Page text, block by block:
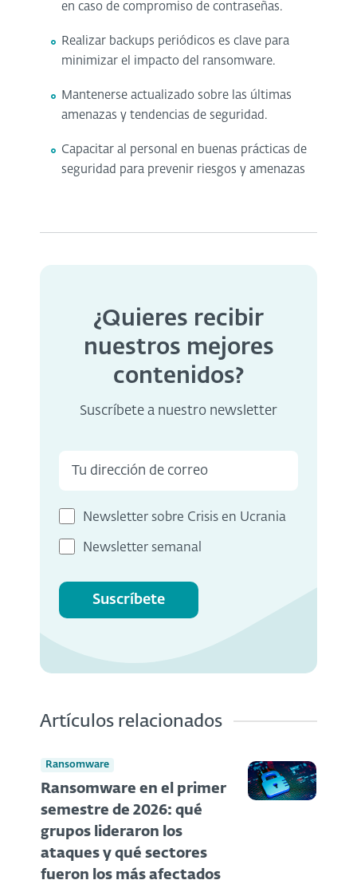
en caso de compromiso de contraseñas.
Realizar backups periódicos es clave para
minimizar el impacto del ransomware.
Mantenerse actualizado sobre las últimas
amenazas y tendencias de seguridad.
Capacitar al personal en buenas prácticas de
seguridad para prevenir riesgos y amenazas
¿Quieres recibir
nuestros mejores
contenidos?
Suscríbete a nuestro newsletter
Newsletter sobre Crisis en Ucrania
Newsletter semanal
Suscríbete
Artículos relacionados
Ransomware
Ransomware en el primer
semestre de 2026: qué
grupos lideraron los
ataques y qué sectores
fueron los más afectados